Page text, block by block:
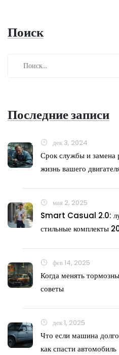
Поиск
Последние записи
дек 3, 2024
Срок службы и замена
жизнь вашего
мая 2, 2025
Smart Casual 2.0:
стильные комплекты
фев 14, 2025
Когда менять
советы
дек 1, 2025
Что если машина
как спасти автомобиль